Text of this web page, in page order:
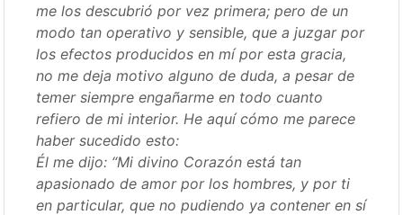
me los descubrió por vez primera; pero de un
modo tan operativo y sensible, que a juzgar por
los efectos producidos en mí por esta gracia,
no me deja motivo alguno de duda, a pesar de
temer siempre engañarme en todo cuanto
refiero de mi interior. He aquí cómo me parece
haber sucedido esto:
Él me dijo: “Mi divino Corazón está tan
apasionado de amor por los hombres, y por ti
en particular, que no pudiendo ya contener en sí